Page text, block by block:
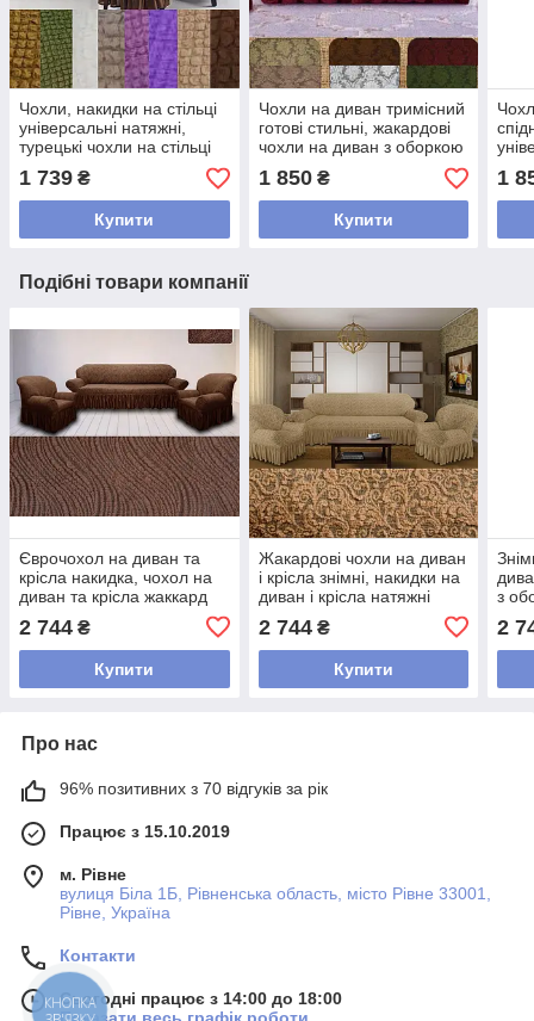
Чохли, накидки на стільці
універсальні натяжні,
турецькі чохли на стільці
Коричневий
1 739 ₴
Купити
Чохли на диван тримісний
готові стильні, жакардові
чохли на диван з оборкою
1 850₴
Купити
1
Подібні товари компанії
Єврочохол на диван та
крісла накидка, чохол на
диван та крісла жаккард
Коричневий
2 744 ₴
Купити
Жакардові чохли на диван
і крісла знімні, накидки на
диван і крісла натяжні
Пісочний
2 744₴
Купити
з
2
Про нас
96% позитивних з 70 відгуків за рік
Працює з 15.10.2019
м. Рівне
вулиця Біла 1Б, Рівненська область, місто Рівне 33001,
Рівне, Україна
Контакти
Сьогодні працює з 14:00 до 18:00
Показати весь графік роботи
КНОПКА